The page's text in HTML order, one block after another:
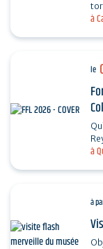
à
à
le
à